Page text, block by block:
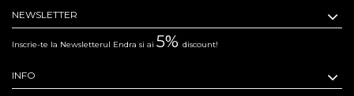
NEWSLETTER
Inscrie-te la Newsletterul Endra si ai 5% discount!
INFO